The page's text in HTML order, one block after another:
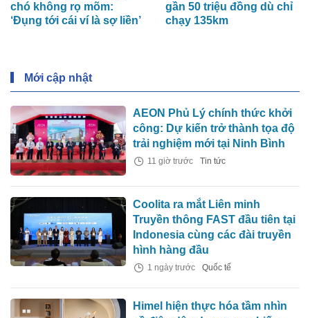
chó không rọ mõm:
‘Đụng tới cái ví là sợ liền’
gần 50 triệu đồng dù chỉ
chạy 135km
Mới cập nhật
AEON Phủ Lý chính thức khởi
công: Dự kiến trở thành tọa độ
trải nghiệm mới tại Ninh Bình
11 giờ trước Tin tức
Coolita ra mắt Liên minh
Truyền thông FAST đầu tiên tại
Indonesia cùng các đài truyền
hình hàng đầu
1 ngày trước Quốc tế
Himel hiện thực hóa tầm nhìn